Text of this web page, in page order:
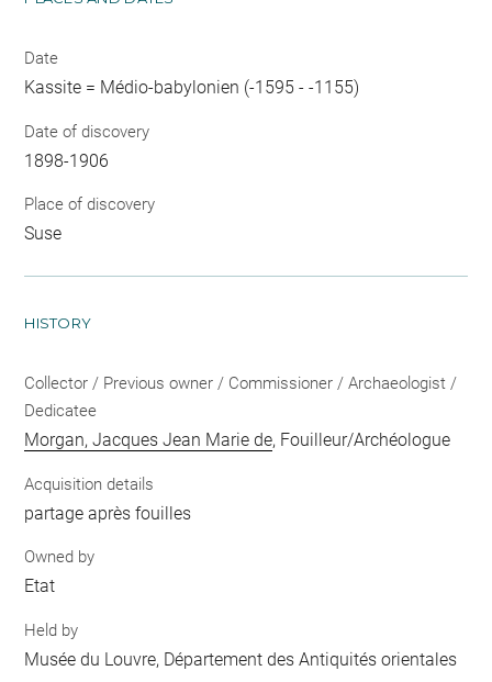
Date
Kassite = Médio-babylonien (-1595 - -1155)
Date of discovery
1898-1906
Place of discovery
Suse
HISTORY
Collector / Previous owner / Commissioner / Archaeologist /
Dedicatee
Morgan, Jacques Jean Marie de, Fouilleur/Archéologue
Acquisition details
partage après fouilles
Owned by
Etat
Held by
Musée du Louvre, Département des Antiquités orientales